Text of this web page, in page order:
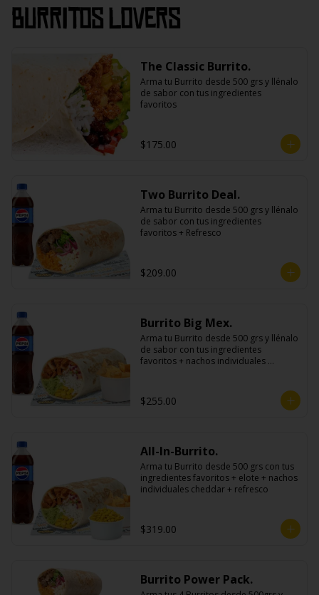
Burritos Lovers
The Classic Burrito.
Arma tu Burrito desde 500 grs y llénalo
de sabor con tus ingredientes
favoritos
$175.00
Two Burrito Deal.
Arma tu Burrito desde 500 grs y llénalo
de sabor con tus ingredientes
favoritos + Refresco
$209.00
Burrito Big Mex.
Arma tu Burrito desde 500 grs y llénalo
de sabor con tus ingredientes
favoritos + nachos individuales
$255.00
All-In-Burrito.
Arma tu Burrito desde 500 grs con tus
ingredientes favoritos + elote + nachos
individuales cheddar + refresco
$319.00
Burrito Power Pack.